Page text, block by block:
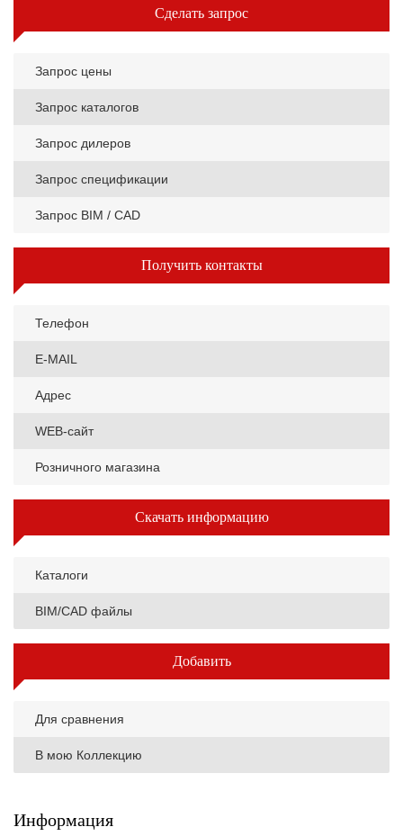
Сделать запрос
Запрос цены
Запрос каталогов
Запрос дилеров
Запрос спецификации
Запрос BIM / CAD
Получить контакты
Телефон
E-MAIL
Адрес
WEB-сайт
Розничного магазина
Скачать информацию
Каталоги
BIM/CAD файлы
Добавить
Для сравнения
В мою Коллекцию
Информация